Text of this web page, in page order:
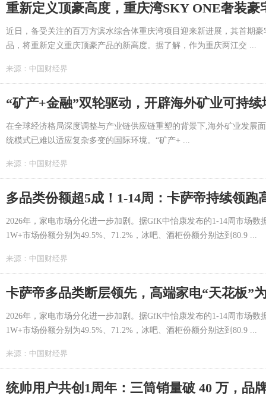
重新定义顶豪高度，重庆湾SKY ONE奢装豪
近日，备受关注的百万方滨水综合体重庆湾项目迎来新进展，其首期
品，将重新定义重庆顶豪产品的新高度。据了解，作为重庆两江交 ...
来源： 中国财经界
“矿产+金融”双轮驱动，开辟海外矿业可持
在全球经济格局深度调整与产业链供应链重塑的背景下,海外矿业发展
统模式已难以适应复杂多变的国际环境。“矿产+ ...
来源： 中国财经界
多品类份额超5成！1-14周：卡萨帝持续领跑
2026年，家电市场分化进一步加剧。据GfK中怡康发布的1-14周市场
1W+市场份额分别为49.5%、71.2%，冰吧、酒柜份额分别达到80.9 ...
来源： 中国财经界
卡萨帝多品类断层领先，高端家电“天花板”
2026年，家电市场分化进一步加剧。据GfK中怡康发布的1-14周市场
1W+市场份额分别为49.5%、71.2%，冰吧、酒柜份额分别达到80.9 ...
来源： 中国财经界
统帅用户共创1周年：三筒销量破 40 万，品